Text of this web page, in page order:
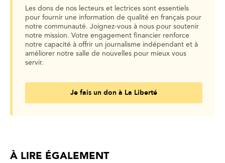
Les dons de nos lecteurs et lectrices sont essentiels
pour fournir une information de qualité en français pour
notre communauté. Joignez-vous à nous pour soutenir
notre mission. Votre engagement financier renforce
notre capacité à offrir un journalisme indépendant et à
améliorer notre salle de nouvelles pour mieux vous
servir.
Je fais un don à La Liberté
À LIRE ÉGALEMENT